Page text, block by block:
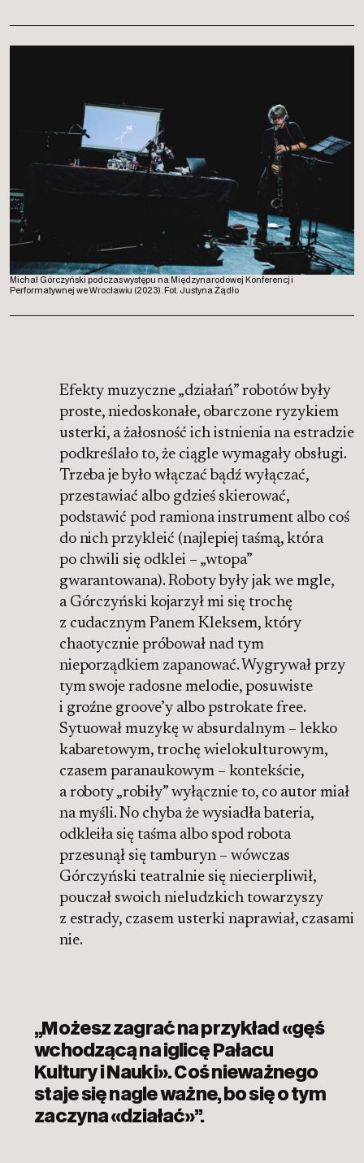
Michał Górczyński podczas występu na Międzynarodowej Konferencji
Performatywnej we Wrocławiu (2023). Fot. Justyna Żądło
Efekty muzyczne „działań” robotów były
proste, niedoskonałe, obarczone ryzykiem
usterki, a żałosność ich istnienia na estradzie
podkreślało to, że ciągle wymagały obsługi.
Trzeba je było włączać bądź wyłączać,
przestawiać albo gdzieś skierować,
podstawić pod ramiona instrument albo coś
do nich przykleić (najlepiej taśmą, która
po chwili się odklei – „wtopa”
gwarantowana). Roboty były jak we mgle,
a Górczyński kojarzył mi się trochę
z cudacznym Panem Kleksem, który
chaotycznie próbował nad tym
nieporządkiem zapanować. Wygrywał przy
tym swoje radosne melodie, posuwiste
i groźne groove’y albo pstrokate free.
Sytuował muzykę w absurdalnym – lekko
kabaretowym, trochę wielokulturowym,
czasem paranaukowym – kontekście,
a roboty „robiły” wyłącznie to, co autor miał
na myśli. No chyba że wysiadła bateria,
odkleiła się taśma albo spod robota
przesunął się tamburyn – wówczas
Górczyński teatralnie się niecierpliwił,
pouczał swoich nieludzkich towarzyszy
z estrady, czasem usterki naprawiał, czasami
nie.
„Możesz zagrać na przykład «gęś
wchodzącą na iglicę Pałacu
Kultury i Nauki». Coś nieważnego
staje się nagle ważne, bo się o tym
zaczyna «działać»”.